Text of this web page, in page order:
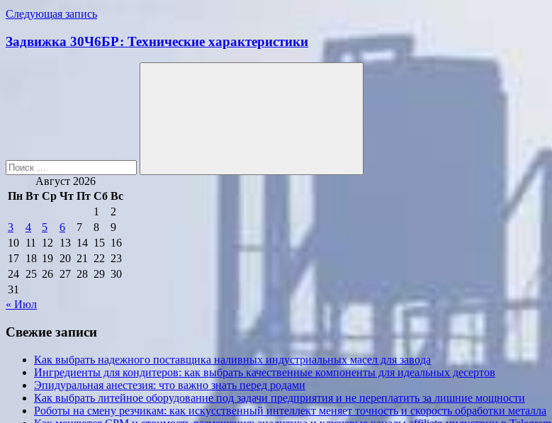
Следующая запись
Задвижка 30Ч6БР: Технические характеристики
Поиск
Август 2026
Пн Вт Ср Чт Пт Сб Вс
1
2
3
4 5 6 7 8
9
10 11 12 13 14 15 16
17 18 19 20 21 22 23
24 25 26 27 28 29 30
31
« Июл
Свежие записи
Как выбрать надежного поставщика наливных индустриальных масел для завода
Ингредиенты для кондитеров: как выбрать качественные компоненты для идеальных десертов
Эпидуральная анестезия: что важно знать перед родами
Как выбрать литейное оборудование под задачи предприятия и не переплатить за лишние мощности
Роботы на смену резчикам: как искусственный интеллект меняет точность и скорость обработки металла